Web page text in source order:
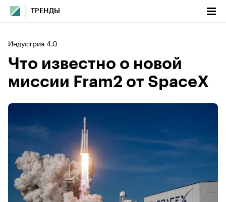
ТРЕНДЫ
Индустрия 4.0
Что известно о новой
миссии Fram2 от SpaceX